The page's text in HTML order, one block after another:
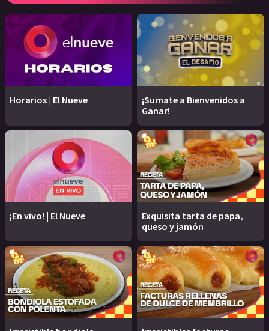
Horarios | El Nueve
¡Sumate a Bienvenidos a
Ganar!
¡En vivo! | El Nueve
Exquisita tarta de papa,
queso y jamón